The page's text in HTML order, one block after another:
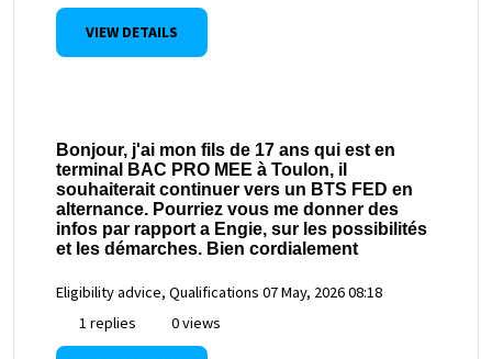
VIEW DETAILS
Bonjour, j'ai mon fils de 17 ans qui est en
terminal BAC PRO MEE à Toulon, il
souhaiterait continuer vers un BTS FED en
alternance. Pourriez vous me donner des
infos par rapport a Engie, sur les possibilités
et les démarches. Bien cordialement
Eligibility advice, Qualifications 07 May, 2026 08:18
1 replies
0 views